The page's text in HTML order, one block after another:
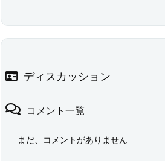
ディスカッション
コメント一覧
まだ、コメントがありません